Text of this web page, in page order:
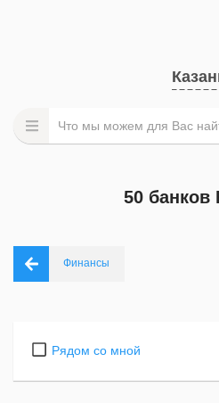
50 банков
Финансы
Рядом со мной